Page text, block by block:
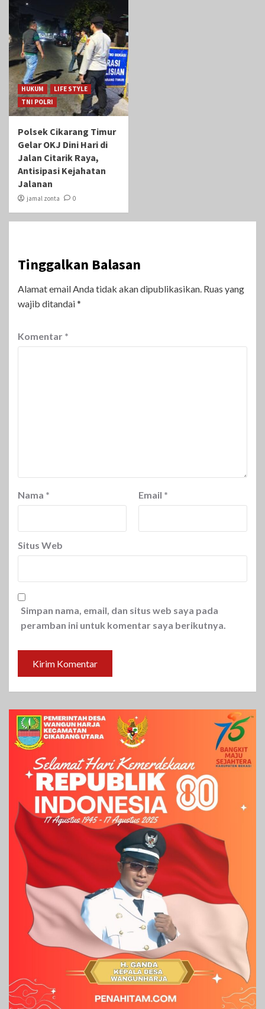
HUKUM
LIFE STYLE
TNI POLRI
Polsek Cikarang Timur
Gelar OKJ Dini Hari di
Jalan Citarik Raya,
Antisipasi Kejahatan
Jalanan
jamal zonta 0
Tinggalkan Balasan
Alamat email Anda tidak akan dipublikasikan. Ruas yang
wajib ditandai*
Komentar *
Nama * Email *
Situs Web
Simpan nama, email, dan situs web saya pada
peramban ini untuk komentar saya berikutnya.